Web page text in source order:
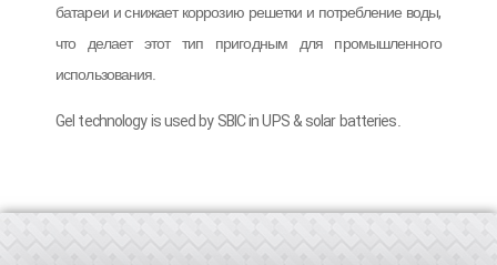
батареи и снижает коррозию решетки и потребление воды,
что делает этот тип пригодным для промышленного
использования.
Gel technology is used by SBIC in UPS & solar batteries.